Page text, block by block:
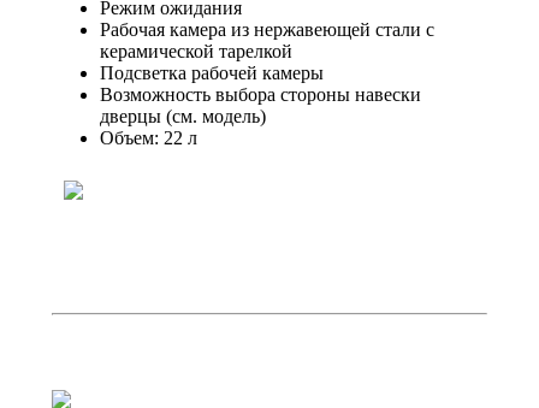
Режим ожидания
Рабочая камера из нержавеющей стали с
керамической тарелкой
Подсветка рабочей камеры
Возможность выбора стороны навески
дверцы (см. модель)
Объем: 22 л